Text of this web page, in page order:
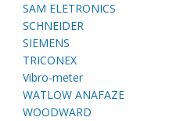
SAM ELETRONICS
SCHNEIDER
SIEMENS
TRICONEX
Vibro-meter
WATLOW ANAFAZE
WOODWARD